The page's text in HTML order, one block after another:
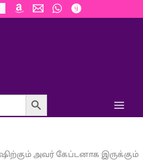
Search Button
அவர் கேப்டனாக இருக்கும்